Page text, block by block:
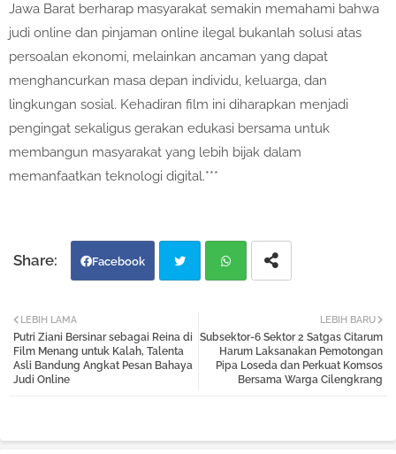
Jawa Barat berharap masyarakat semakin memahami bahwa
judi online dan pinjaman online ilegal bukanlah solusi atas
persoalan ekonomi, melainkan ancaman yang dapat
menghancurkan masa depan individu, keluarga, dan
lingkungan sosial. Kehadiran film ini diharapkan menjadi
pengingat sekaligus gerakan edukasi bersama untuk
membangun masyarakat yang lebih bijak dalam
memanfaatkan teknologi digital.***
Facebook
tter atsa
LEBIH BARU
Subsektor-6 Sektor 2 Satgas Citarum
Harum Laksanakan Pemotongan
Pipa Loseda dan Perkuat Komsos
Bersama Warga Cilengkrang
LEBIH LAMA
Putri Ziani Bersinar sebagai Reina di
Film Menang untuk Kalah, Talenta
Asli Bandung Angkat Pesan Bahaya
Judi Online